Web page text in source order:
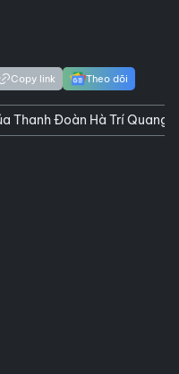
Copy link Theo dõi
Thanh Đoàn Hà Trí Quang